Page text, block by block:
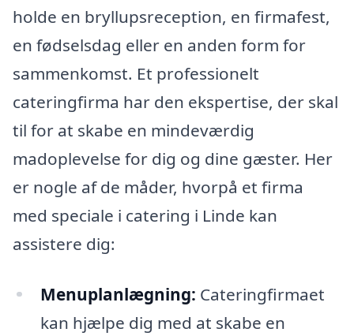
holde en bryllupsreception, en firmafest,
en fødselsdag eller en anden form for
sammenkomst. Et professionelt
cateringfirma har den ekspertise, der skal
til for at skabe en mindeværdig
madoplevelse for dig og dine gæster. Her
er nogle af de måder, hvorpå et firma
med speciale i catering i Linde kan
assistere dig:
Menuplanlægning: Cateringfirmaet
kan hjælpe dig med at skabe en